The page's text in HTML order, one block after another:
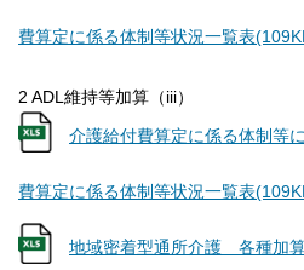
費算定に係る体制等状況一覧表
2 ADL維持等加算（iii）
介護給付費算定に係る体制等
費算定に係る体制等状況一覧表
地域密着型通所介護 各種加